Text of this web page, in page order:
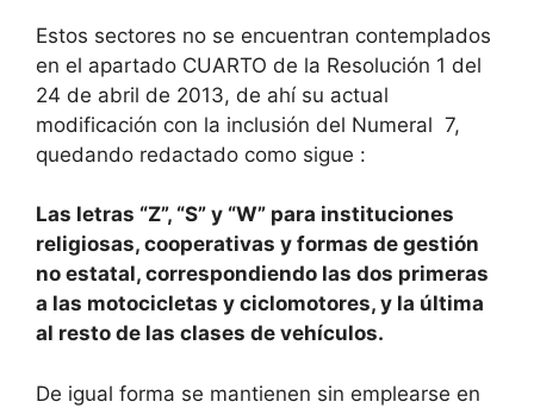
Estos sectores no se encuentran contemplados
en el apartado CUARTO de la Resolución 1 del
24 de abril de 2013, de ahí su actual
modificación con la inclusión del Numeral 7,
quedando redactado como sigue :
Las letras “Z”, “S” y “W” para instituciones
religiosas, cooperativas y formas de gestión
no estatal, correspondiendo las dos primeras
a las motocicletas y ciclomotores, y la última
al resto de las clases de vehículos.
De igual forma se mantienen sin emplearse en